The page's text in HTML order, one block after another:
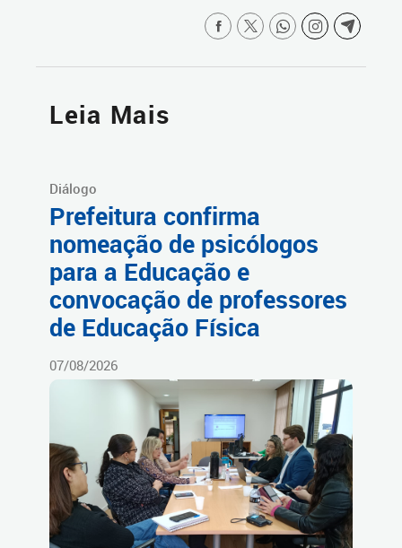
Leia Mais
Diálogo
Prefeitura confirma
nomeação de psicólogos
para a Educação e
convocação de professores
de Educação Física
07/08/2026